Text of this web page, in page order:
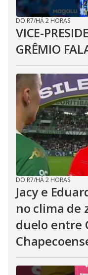
DO R7/HÁ 2 HORAS
VICE-
GRÊMIO
DO R7/HÁ 2 HORAS
Jacy e
no clima de
duelo entre